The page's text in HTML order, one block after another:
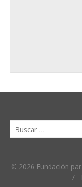
© 2026 Fundación
/